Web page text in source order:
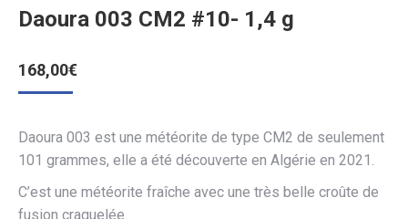
Daoura 003 CM2 #10- 1,4 g
168,00€
Daoura 003 est une météorite de type CM2 de seulement
101 grammes, elle a été découverte en Algérie en 2021.
C’est une météorite fraîche avec une très belle croûte de
fusion craquelée.